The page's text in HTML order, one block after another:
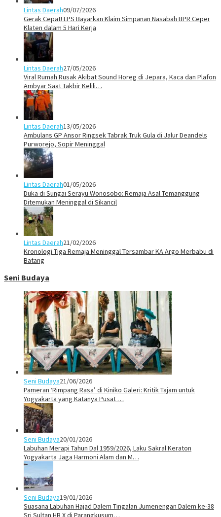
Lintas Daerah09/07/2026
Gerak Cepat! LPS Bayarkan Klaim Simpanan Nasabah BPR Ceper
Klaten dalam 5 Hari Kerja
Lintas Daerah27/05/2026
Viral Rumah Rusak Akibat Sound Horeg di Jepara, Kaca dan Plafon
Ambyar Saat Takbir Kelili…
Lintas Daerah13/05/2026
Ambulans GP Ansor Ringsek Tabrak Truk Gula di Jalur Deandels
Purworejo, Sopir Meninggal
Lintas Daerah01/05/2026
Duka di Sungai Serayu Wonosobo: Remaja Asal Temanggung
Ditemukan Meninggal di Sikancil
Lintas Daerah21/02/2026
Kronologi Tiga Remaja Meninggal Tersambar KA Argo Merbabu di
Batang
Seni Budaya
Seni Budaya21/06/2026
Pameran ‘Rimpang Rasa’ di Kiniko Galeri: Kritik Tajam untuk
Yogyakarta yang Katanya Pusat …
Seni Budaya20/01/2026
Labuhan Merapi Tahun Dal 1959/2026, Laku Sakral Keraton
Yogyakarta Jaga Harmoni Alam dan M…
Seni Budaya19/01/2026
Suasana Labuhan Hajad Dalem Tingalan Jumenengan Dalem ke-38
Sri Sultan HB X di Parangkusum…